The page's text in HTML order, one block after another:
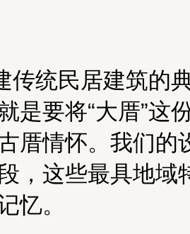
传统民居建筑的
是要将“大厝”这
厝情怀。我们的
，这些最具地
忆。